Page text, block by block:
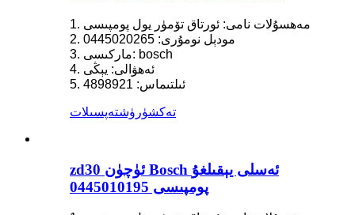
1. مەھسۇلات نامى: ئورتاق تۆمۈر يول پومپىسى
2. مودېل نومۇرى: 0445020265
3. ماركىسى: bosch
4. ئەھۋالى: يېڭى
5. ئىلتىماس: 4898921
تەكشۈرۈشتەپسىلات
zd30 ئۈچۈن Bosch ئەسلى يېقىلغۇ
پومپىسى 0445010195